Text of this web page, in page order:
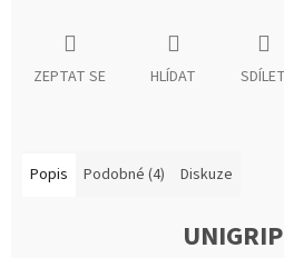
ZEPTAT SE HLÍDAT SDÍLET
Popis Podobné (4) Diskuze